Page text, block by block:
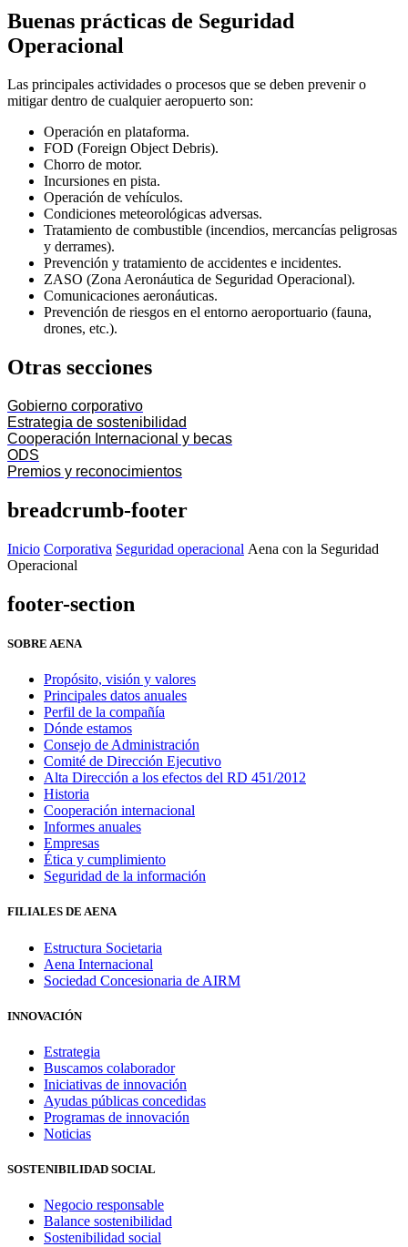
Buenas prácticas de Seguridad
Operacional
Las principales actividades o procesos que se deben prevenir o
mitigar dentro de cualquier aeropuerto son:
Operación en plataforma.
FOD (Foreign Object Debris).
Chorro de motor.
Incursiones en pista.
Operación de vehículos.
Condiciones meteorológicas adversas.
Tratamiento de combustible (incendios, mercancías peligrosas
y derrames).
Prevención y tratamiento de accidentes e incidentes.
ZASO (Zona Aeronáutica de Seguridad Operacional).
Comunicaciones aeronáuticas.
Prevención de riesgos en el entorno aeroportuario (fauna,
drones, etc.).
Otras secciones
Gobierno corporativo
Estrategia de sostenibilidad
Cooperación Internacional y becas
ODS
Premios y reconocimientos
breadcrumb-footer
Inicio Corporativa Seguridad operacional Aena con la Seguridad
Operacional
footer-section
SOBRE AENA
Propósito, visión y valores
Principales datos anuales
Perfil de la compañía
Dónde estamos
Consejo de Administración
Comité de Dirección Ejecutivo
Alta Dirección a los efectos del RD 451/2012
Historia
Cooperación internacional
Informes anuales
Empresas
Ética y cumplimiento
Seguridad de la información
FILIALES DE AENA
Estructura Societaria
Aena Internacional
Sociedad Concesionaria de AIRM
INNOVACIÓN
Estrategia
Buscamos colaborador
Iniciativas de innovación
Ayudas públicas concedidas
Programas de innovación
Noticias
SOSTENIBILIDAD SOCIAL
Negocio responsable
Balance sostenibilidad
Sostenibilidad social